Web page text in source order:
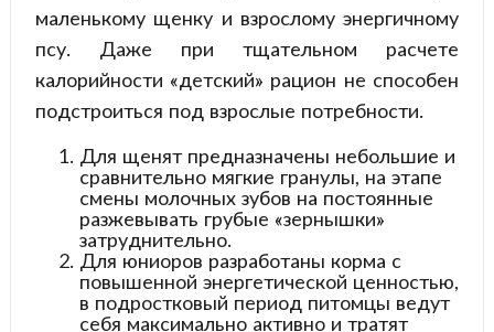
маленькому щенку и взрослому энергичному
псу. Даже при тщательном расчете
калорийности «детский» рацион не способен
подстроиться под взрослые потребности.
Для щенят предназначены небольшие и
сравнительно мягкие гранулы, на этапе
смены молочных зубов на постоянные
разжевывать грубые «зернышки»
затруднительно.
Для юниоров разработаны корма с
повышенной энергетической ценностью,
в подростковый период питомцы ведут
себя максимально активно и тратят